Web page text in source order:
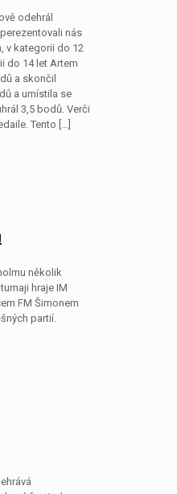
odehrál
nás
v kategorii do 12
do 14 let Artem
a skončil
a umístila se
3,5 bodů. Verči
Tento […]
několik
hraje IM
FM Šimonem
partií.